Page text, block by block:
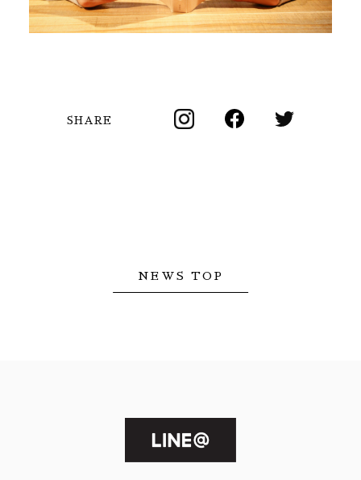
SHARE
NEWS TOP